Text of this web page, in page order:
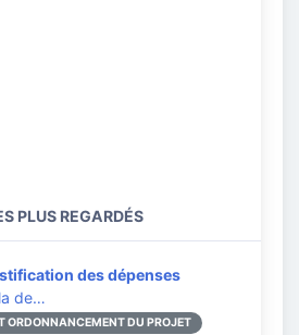
PLUS REGARDÉS
des dépenses
de…
ORDONNANCEMENT DU PROJET